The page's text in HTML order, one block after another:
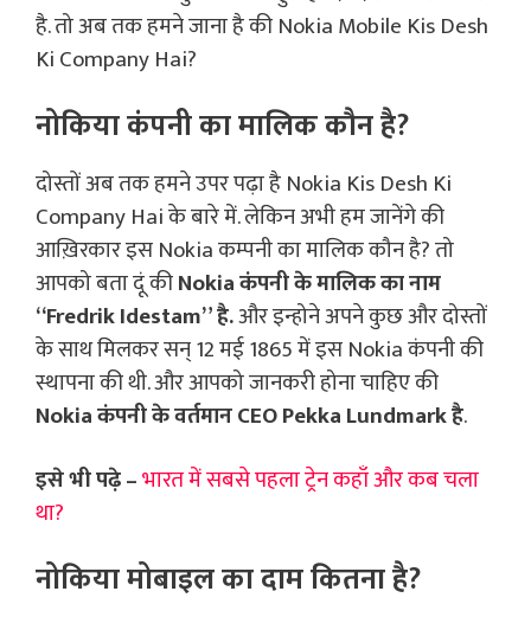
है. तो अब तक हमने जाना है की Nokia Mobile Kis Desh
Ki Company Hai?
नोकिया कंपनी का मालिक कौन है?
दोस्तों अब तक हमने उपर पढ़ा है Nokia Kis Desh Ki
Company Hai के बारे में. लेकिन अभी हम जानेंगे की
आख़िरकार इस Nokia कम्पनी का मालिक कौन है? तो
आपको बता दूं कीNokia कंपनी के मालिक का नाम
“Fredrik Idestam” है.और इन्होने अपने कुछ और दोस्तों
के साथ मिलकर सन् 12 मई 1865 में इस Nokia कंपनी की
स्थापना की थी. और आपको जानकरी होना चाहिए की
Nokia कंपनी के वर्तमान CEO Pekka Lundmark है.
इसे भी पढ़े –भारत में सबसे पहला ट्रेन कहाँ और कब चला
था?
नोकिया मोबाइल का दाम कितना है?